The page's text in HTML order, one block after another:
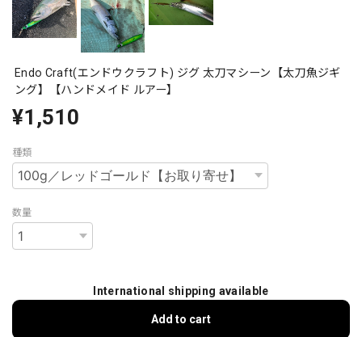
Endo Craft(エンドウクラフト) ジグ 太刀マシーン【太刀魚ジギ
ング】【ハンドメイド ルアー】
¥1,510
種類
数量
International shipping available
Add to cart